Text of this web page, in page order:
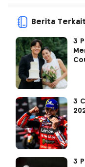
Berita Terkait
3
3
3